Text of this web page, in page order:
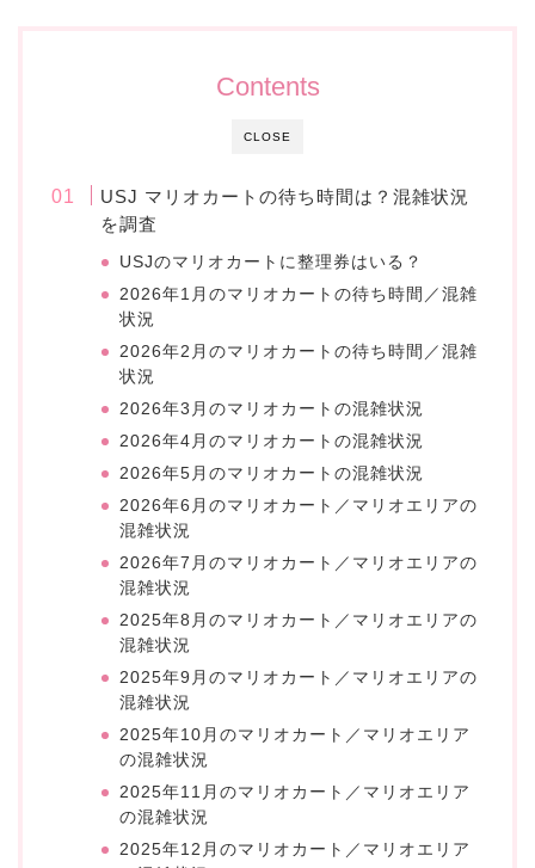
CLOSE
Contents
USJ マリオカートの待ち時間は？混雑状況
を調査
USJのマリオカートに整理券はいる？
2026年1月のマリオカートの待ち時間／混雑
状況
2026年2月のマリオカートの待ち時間／混雑
状況
2026年3月のマリオカートの混雑状況
2026年4月のマリオカートの混雑状況
2026年5月のマリオカートの混雑状況
2026年6月のマリオカート／マリオエリアの
混雑状況
2026年7月のマリオカート／マリオエリアの
混雑状況
2025年8月のマリオカート／マリオエリアの
混雑状況
2025年9月のマリオカート／マリオエリアの
混雑状況
2025年10月のマリオカート／マリオエリア
の混雑状況
2025年11月のマリオカート／マリオエリア
の混雑状況
2025年12月のマリオカート／マリオエリア